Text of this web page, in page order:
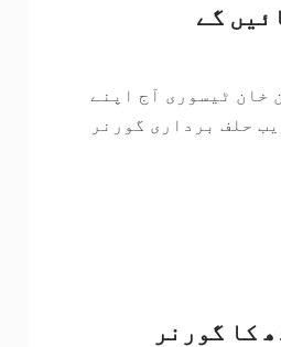
گے
خان ٹیسوری آج اپنے
حلف برداری گورنر
کا گورنر